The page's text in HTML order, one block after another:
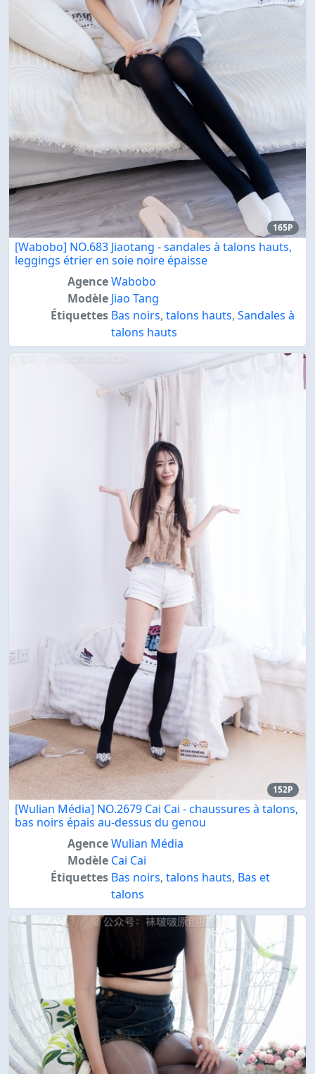
165P
[Wabobo] NO.683 Jiaotang - sandales à talons hauts,
leggings étrier en soie noire épaisse
AgenceWabobo
Modèle Jiao Tang
Étiquettes Bas noirs, talons hauts, Sandales à
talons hauts
152P
[Wulian Média] NO.2679 Cai Cai - chaussures à talons,
bas noirs épais au-dessus du genou
AgenceWulian Média
Modèle Cai Cai
Étiquettes Bas noirs, talons hauts, Bas et
talons